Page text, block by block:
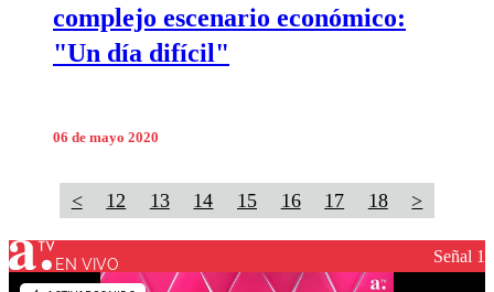
complejo escenario económico:
"Un día difícil"
06 de mayo 2020
< 12 13 14 15 16 17 18 >
EN VIVO Señal 1